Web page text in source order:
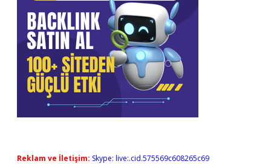
Reklam ve İletişim: Skype: live:.cid.575569c608265c69